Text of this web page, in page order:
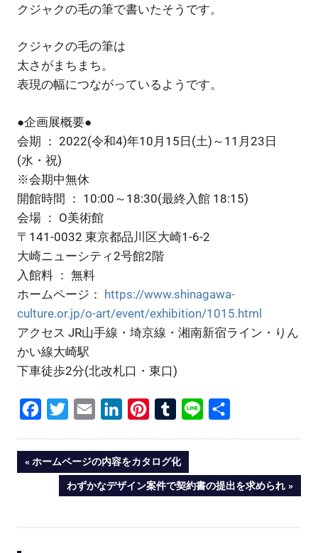
クジャクの毛の筆で書いたそうです。
クジャクの毛の筆は
太さがまちまち。
表現の幅につながっているようです。
●企画展概要●
会期 ： 2022(令和4)年10月15日(土)～11月23日
(水・祝)
※会期中無休
開館時間 ： 10:00～18:30(最終入館 18:15)
会場 ： O美術館
〒141-0032 東京都品川区大崎1-6-2
大崎ニューシティ2号館2階
入館料 ： 無料
ホームページ： https://www.shinagawa-
culture.or.jp/o-art/event/exhibition/1015.html
アクセス JR山手線・埼京線・湘南新宿ライン・りん
かい線大崎駅
下車徒歩2分(北改札口・東口)
Facebook
Twitter Email LinkedInPinterestTumblr Line
投PREVIOUS
POST:
ホームページの内容をカタログ化
NEXT
わずかなデザイン案件で契約書の提出を求められ